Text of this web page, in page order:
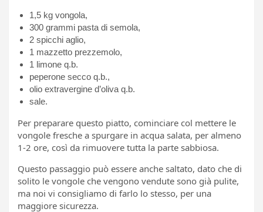
1,5 kg vongola,
300 grammi pasta di semola,
2 spicchi aglio,
1 mazzetto prezzemolo,
1 limone q.b.
peperone secco q.b.,
olio extravergine d’oliva q.b.
sale.
Per preparare questo piatto, cominciare col mettere le
vongole fresche a spurgare in acqua salata, per almeno
1-2 ore, così da rimuovere tutta la parte sabbiosa.
Questo passaggio può essere anche saltato, dato che di
solito le vongole che vengono vendute sono già pulite,
ma noi vi consigliamo di farlo lo stesso, per una
maggiore sicurezza.